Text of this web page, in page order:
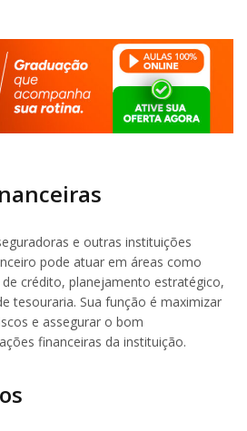
e outras instituições
pode atuar em áreas como
crédito, planejamento estratégico,
tesouraria. Sua função é maximizar
e assegurar o bom
financeiras da instituição.